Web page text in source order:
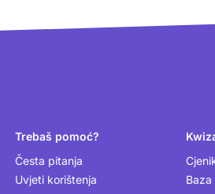
Trebaš pomoć?
Česta pitanja
Uvjeti korištenja
Baza